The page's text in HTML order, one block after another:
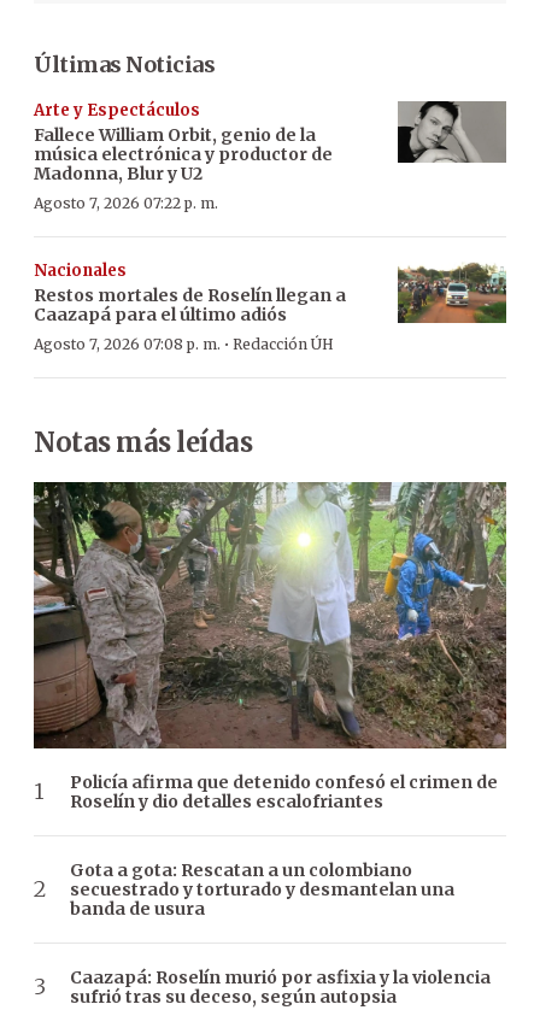
Últimas Noticias
Arte y Espectáculos
Fallece William Orbit, genio de la
música electrónica y productor de
Madonna, Blur y U2
Agosto 7, 2026 07:22 p. m.
Nacionales
Restos mortales de Roselín llegan a
Caazapá para el último adiós
Agosto 7, 2026 07:08 p. m. · Redacción ÚH
Notas más leídas
Policía afirma que detenido confesó el crimen de
Roselín y dio detalles escalofriantes
Gota a gota: Rescatan a un colombiano
secuestrado y torturado y desmantelan una
banda de usura
Caazapá: Roselín murió por asfixia y la violencia
sufrió tras su deceso, según autopsia